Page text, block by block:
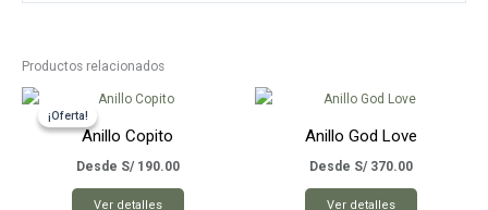
Productos relacionados
¡Oferta!
¡Oferta!
Anillo Copito
Desde S/190.00
Ver detalles
Este
Anillo God Love
Desde S/370.00
Ver detalles
Este